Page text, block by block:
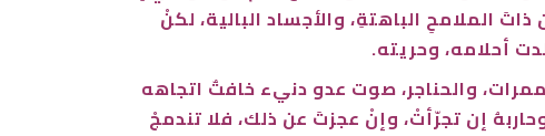
الملامحِ الباهتةِ، والأجساد البالية، لكنْ
أحلامه، وحريته.
والحناجر، صوت عدو دنيء خافتٌ اتجاهه
إن تجرّأتْ، وإنْ عجزتَ عن ذلك، فلا تندمجْ